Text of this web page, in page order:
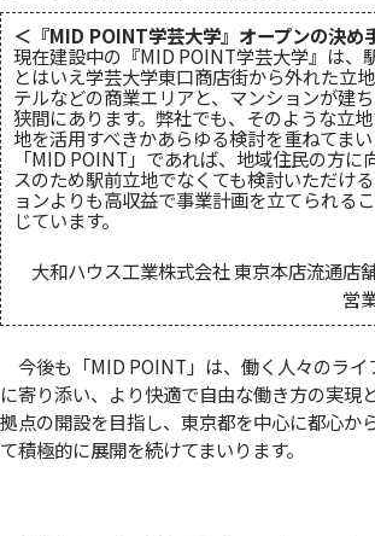
＜『MID POINT学芸大学』オープンの決め
現在建設中の『MID POINT学芸大学』は、
とはいえ学芸大学東口商店街から外れた立
テルなどの商業エリアと、マンションが建
狭間にあります。弊社でも、そのような立
地を活用すべきかあらゆる検討を重ねてまい
「MID POINT」であれば、地域住民の方に
スのため駅前立地でなくても検討いただけ
ョンよりも高収益で事業計画を立てられる
じています。
大和ハウス工業株式会社 東京本店流通店
営
今後も「MID POINT」は、働く人々のライ
に寄り添い、より快適で自由な働き方の実現
拠点の開設を目指し、東京都を中心に都心か
て積極的に展開を続けてまいります。